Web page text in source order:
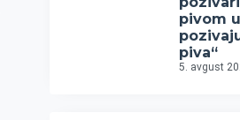
pivom
piva“
5. avgust